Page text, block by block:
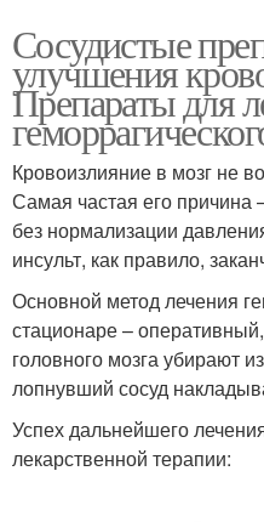
Сосудистые
улучшения
Препараты для
Кровоизлияние в мозг не
Самая частая его
без нормализации
инсульт, как правило,
Основной метод лечения
стационаре –
головного мозга убирают
лопнувший сосуд
Успех дальнейшего
лекарственной терапии: